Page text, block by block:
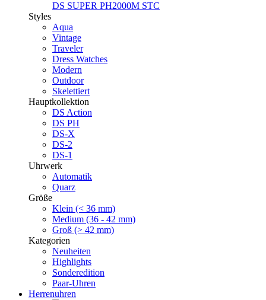
DS SUPER PH2000M STC
Styles
Aqua
Vintage
Traveler
Dress Watches
Modern
Outdoor
Skelettiert
Hauptkollektion
DS Action
DS PH
DS-X
DS-2
DS-1
Uhrwerk
Automatik
Quarz
Größe
Klein (< 36 mm)
Medium (36 - 42 mm)
Groß (> 42 mm)
Kategorien
Neuheiten
Highlights
Sonderedition
Paar-Uhren
Herrenuhren